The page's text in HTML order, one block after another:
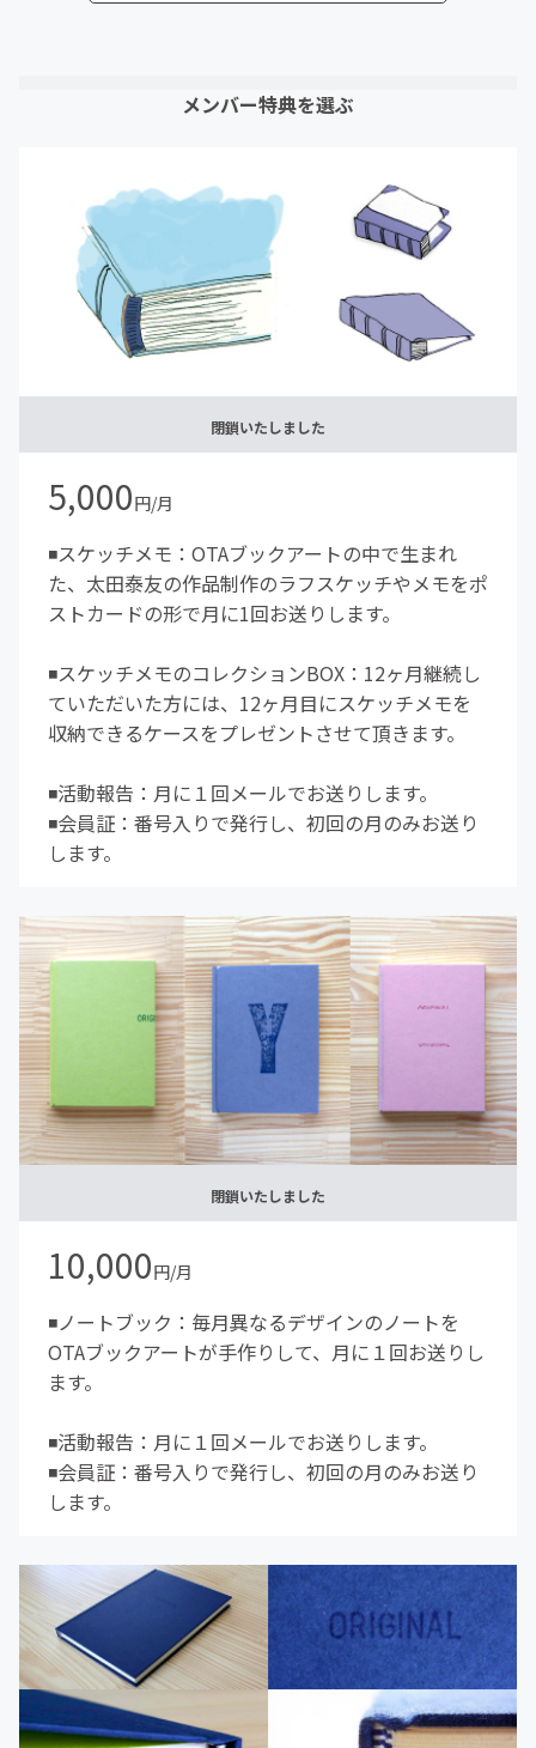
メンバー特典を選ぶ
閉鎖いたしました
5,000円/月
◾️スケッチメモ：OTAブックアートの中で生まれ
た、太田泰友の作品制作のラフスケッチやメモをポ
ストカードの形で月に1回お送りします。
◾️スケッチメモのコレクションBOX：12ヶ月継続し
ていただいた方には、12ヶ月目にスケッチメモを
収納できるケースをプレゼントさせて頂きます。
◾️活動報告：月に１回メールでお送りします。
◾️会員証：番号入りで発行し、初回の月のみお送り
します。
閉鎖いたしました
10,000円/月
◾️ノートブック：毎月異なるデザインのノートを
OTAブックアートが手作りして、月に１回お送りし
ます。
◾️活動報告：月に１回メールでお送りします。
◾️会員証：番号入りで発行し、初回の月のみお送り
します。